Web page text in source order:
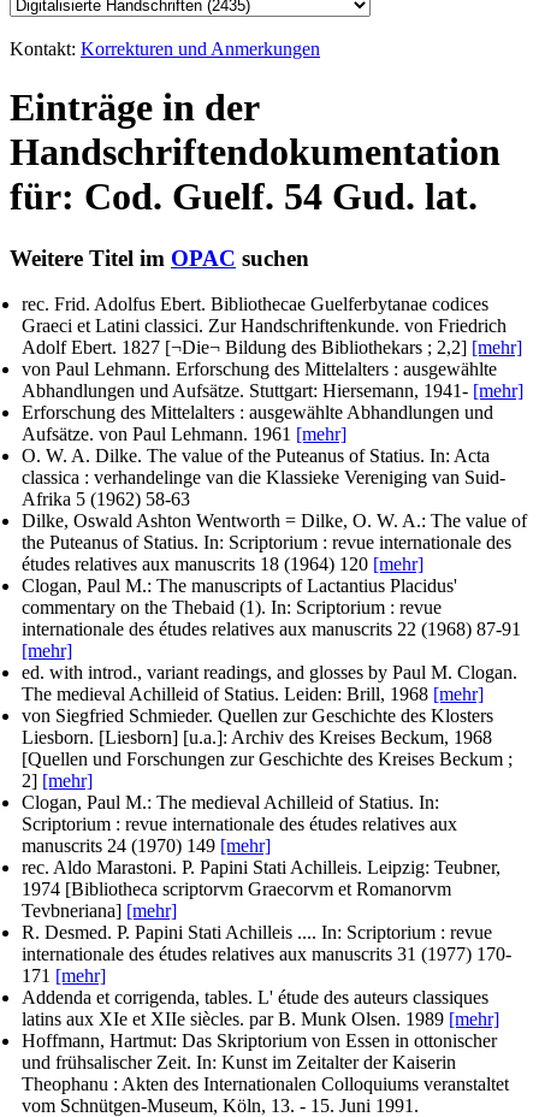
Kontakt: Korrekturen und Anmerkungen
Einträge in der
Handschriftendokumentation
für: Cod. Guelf. 54 Gud. lat.
Weitere Titel im OPAC suchen
rec. Frid. Adolfus Ebert. Bibliothecae Guelferbytanae codices
Graeci et Latini classici. Zur Handschriftenkunde. von Friedrich
Adolf Ebert. 1827 [¬Die¬ Bildung des Bibliothekars ; 2,2] [mehr]
von Paul Lehmann. Erforschung des Mittelalters : ausgewählte
Abhandlungen und Aufsätze. Stuttgart: Hiersemann, 1941- [mehr]
Erforschung des Mittelalters : ausgewählte Abhandlungen und
Aufsätze. von Paul Lehmann. 1961 [mehr]
O. W. A. Dilke. The value of the Puteanus of Statius. In: Acta
classica : verhandelinge van die Klassieke Vereniging van Suid-
Afrika 5 (1962) 58-63
Dilke, Oswald Ashton Wentworth = Dilke, O. W. A.: The value of
the Puteanus of Statius. In: Scriptorium : revue internationale des
études relatives aux manuscrits 18 (1964) 120 [mehr]
Clogan, Paul M.: The manuscripts of Lactantius Placidus'
commentary on the Thebaid (1). In: Scriptorium : revue
internationale des études relatives aux manuscrits 22 (1968) 87-91
[mehr]
ed. with introd., variant readings, and glosses by Paul M. Clogan.
The medieval Achilleid of Statius. Leiden: Brill, 1968 [mehr]
von Siegfried Schmieder. Quellen zur Geschichte des Klosters
Liesborn. [Liesborn] [u.a.]: Archiv des Kreises Beckum, 1968
[Quellen und Forschungen zur Geschichte des Kreises Beckum ;
2] [mehr]
Clogan, Paul M.: The medieval Achilleid of Statius. In:
Scriptorium : revue internationale des études relatives aux
manuscrits 24 (1970) 149 [mehr]
rec. Aldo Marastoni. P. Papini Stati Achilleis. Leipzig: Teubner,
1974 [Bibliotheca scriptorvm Graecorvm et Romanorvm
Tevbneriana] [mehr]
R. Desmed. P. Papini Stati Achilleis .... In: Scriptorium : revue
internationale des études relatives aux manuscrits 31 (1977) 170-
171 [mehr]
Addenda et corrigenda, tables. L' étude des auteurs classiques
latins aux XIe et XIIe siècles. par B. Munk Olsen. 1989 [mehr]
Hoffmann, Hartmut: Das Skriptorium von Essen in ottonischer
und frühsalischer Zeit. In: Kunst im Zeitalter der Kaiserin
Theophanu : Akten des Internationalen Colloquiums veranstaltet
vom Schnütgen-Museum, Köln, 13. - 15. Juni 1991.